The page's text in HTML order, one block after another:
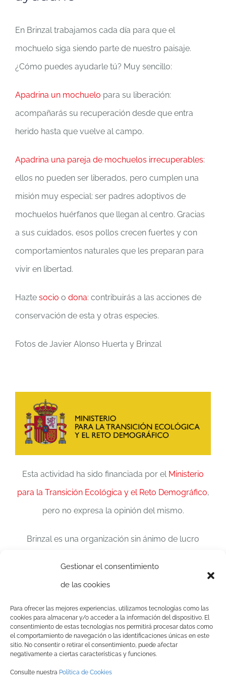
Gestionar el consentimiento
de las cookies
Para ofrecer las mejores experiencias, utilizamos tecnologías como las
cookies para almacenar y/o acceder a la información del dispositivo. El
consentimiento de estas tecnologías nos permitirá procesar datos como
el comportamiento de navegación o las identificaciones únicas en este
sitio. No consentir o retirar el consentimiento, puede afectar
negativamente a ciertas características y funciones.
Consulte nuestra Política de Cookies
En Brinzal trabajamos cada día para que el
mochuelo siga siendo parte de nuestro paisaje.
¿Cómo puedes ayudarle tú? Muy sencillo:
Apadrina un mochuelo para su liberación:
acompañarás su recuperación desde que entra
herido hasta que vuelve al campo.
Apadrina una pareja de mochuelos irrecuperables:
ellos no pueden ser liberados, pero cumplen una
misión muy especial: ser padres adoptivos de
mochuelos huérfanos que llegan al centro. Gracias
a sus cuidados, esos pollos crecen fuertes y con
comportamientos naturales que les preparan para
vivir en libertad.
Hazte socio o dona: contribuirás a las acciones de
conservación de esta y otras especies.
Fotos de Javier Alonso Huerta y Brinzal
Esta actividad ha sido financiada por el Ministerio
para la Transición Ecológica y el Reto Demográfico,
pero no expresa la opinión del mismo.
Brinzal es una organización sin ánimo de lucro
Apoya nuestros proyectos y c
olabora con
nosotrosAquí